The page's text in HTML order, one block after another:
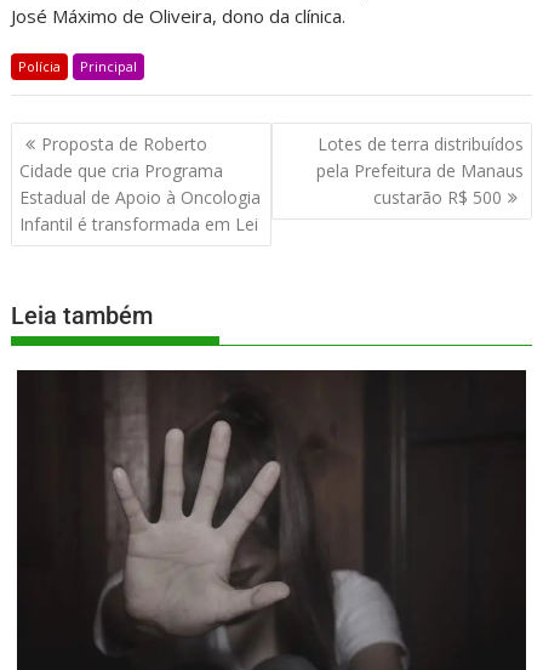
José Máximo de Oliveira, dono da clínica.
Polícia Principal
Proposta de Roberto
Cidade que cria Programa
Estadual de Apoio à Oncologia
Infantil é transformada em Lei
Lotes de terra distribuídos
pela Prefeitura de Manaus
custarão R$ 500
Leia também